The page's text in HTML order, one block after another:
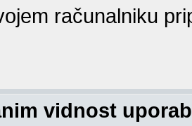
računalniku
vidnost